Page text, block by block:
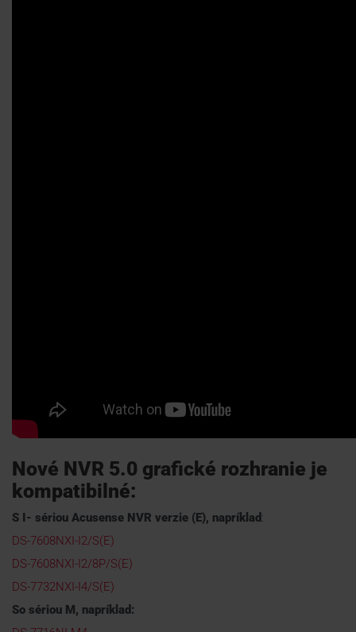
Nové NVR 5.0 grafické rozhranie je
kompatibilné:
S I- sériou Acusense NVR verzie (E), napríklad :
DS-7608NXI-I2/S(E)
DS-7608NXI-I2/8P/S(E)
DS-7732NXI-I4/S(E)
So sériou M, napríklad: